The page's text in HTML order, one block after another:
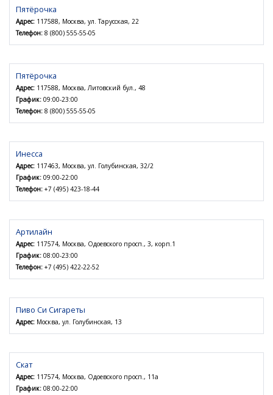
Пятёрочка
Адрес: 117588, Москва, ул. Тарусская, 22
Телефон: 8 (800) 555-55-05
Пятёрочка
Адрес: 117588, Москва, Литовский бул., 48
График: 09:00-23:00
Телефон: 8 (800) 555-55-05
Инесса
Адрес: 117463, Москва, ул. Голубинская, 32/2
График: 09:00-22:00
Телефон: +7 (495) 423-18-44
Артилайн
Адрес: 117574, Москва, Одоевского просп., 3, корп.1
График: 08:00-23:00
Телефон: +7 (495) 422-22-52
Пиво Си Сигареты
Адрес: Москва, ул. Голубинская, 13
Скат
Адрес: 117574, Москва, Одоевского просп., 11а
График: 08:00-22:00